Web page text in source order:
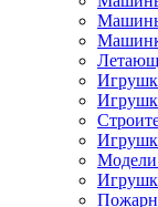
Модели